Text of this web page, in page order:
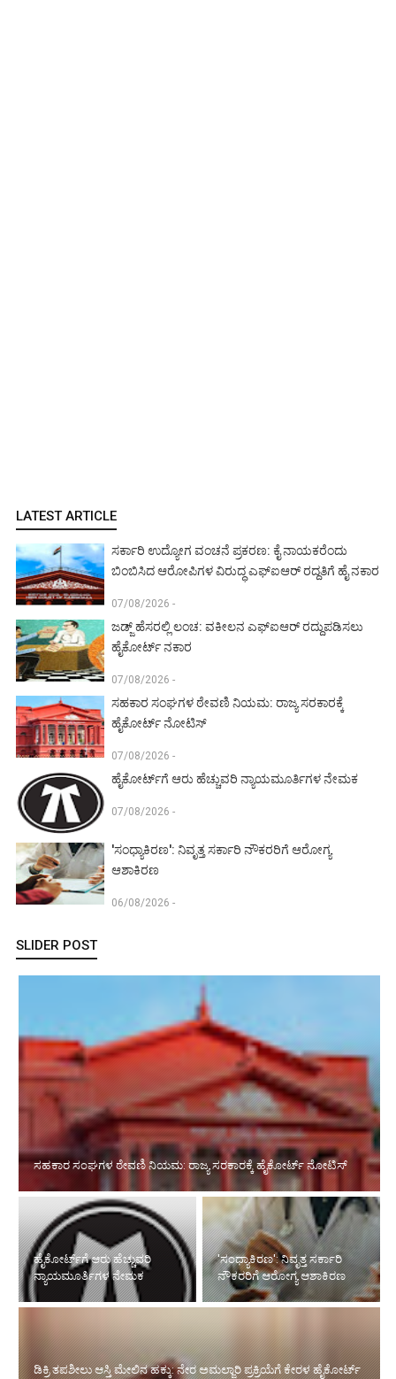
LATEST ARTICLE
ಸರ್ಕಾರಿ ಉದ್ಯೋಗ ವಂಚನೆ ಪ್ರಕರಣ: ಕೈ ನಾಯಕರೆಂದು
ಬಿಂಬಿಸಿದ ಆರೋಪಿಗಳ ವಿರುದ್ಧ ಎಫ್‌ಐಆರ್ ರದ್ದತಿಗೆ ಹೈ ನಕಾರ
07/08/2026 -
ಜಡ್ಜ್ ಹೆಸರಲ್ಲಿ ಲಂಚ: ವಕೀಲನ ಎಫ್‌ಐಆರ್ ರದ್ದುಪಡಿಸಲು
ಹೈಕೋರ್ಟ್ ನಕಾರ
07/08/2026 -
ಸಹಕಾರ ಸಂಘಗಳ ಠೇವಣಿ ನಿಯಮ: ರಾಜ್ಯ ಸರಕಾರಕ್ಕೆ
ಹೈಕೋರ್ಟ್ ನೋಟಿಸ್
07/08/2026 -
ಹೈಕೋರ್ಟ್‌ಗೆ ಆರು ಹೆಚ್ಚುವರಿ ನ್ಯಾಯಮೂರ್ತಿಗಳ ನೇಮಕ
07/08/2026 -
'ಸಂಧ್ಯಾಕಿರಣ': ನಿವೃತ್ತ ಸರ್ಕಾರಿ ನೌಕರರಿಗೆ ಆರೋಗ್ಯ
ಆಶಾಕಿರಣ
06/08/2026 -
SLIDER POST
ಸಹಕಾರ ಸಂಘಗಳ ಠೇವಣಿ ನಿಯಮ: ರಾಜ್ಯ ಸರಕಾರಕ್ಕೆ ಹೈಕೋರ್ಟ್ ನೋಟಿಸ್
ಹೈಕೋರ್ಟ್‌ಗೆ ಆರು ಹೆಚ್ಚುವರಿ
ನ್ಯಾಯಮೂರ್ತಿಗಳ ನೇಮಕ
'ಸಂಧ್ಯಾಕಿರಣ': ನಿವೃತ್ತ ಸರ್ಕಾರಿ
ನೌಕರರಿಗೆ ಆರೋಗ್ಯ ಆಶಾಕಿರಣ
ಡಿಕ್ರಿ ತಪಶೀಲು ಆಸ್ತಿ ಮೇಲಿನ ಹಕ್ಕು: ನೇರ ಅಮಲ್ಜಾರಿ ಪ್ರಕ್ರಿಯೆಗೆ ಕೇರಳ ಹೈಕೋರ್ಟ್